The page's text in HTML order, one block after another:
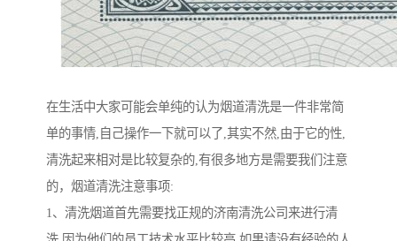
在生活中大家可能会单纯的认为烟道清洗是一件非常简
单的事情,自己操作一下就可以了,其实不然,由于它的性,
清洗起来相对是比较复杂的,有很多地方是需要我们注意
的，烟道清洗注意事项:
1、清洗烟道首先需要找正规的济南清洗公司来进行清